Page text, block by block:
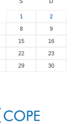
1
2
8
9
15
16
22
23
29
30